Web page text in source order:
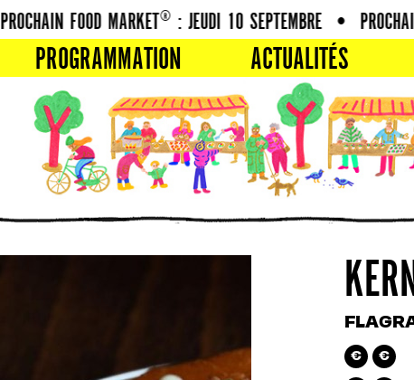
PROCHAIN FOOD MARKET® : JEUDI 10 SEPTEMBRE •
PROGRAMMATION ACTUALITÉS
€ €